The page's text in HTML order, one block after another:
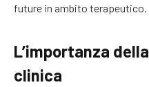
future in ambito terapeutico.
L’importanza
clinica